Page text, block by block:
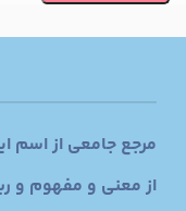
مرجع جامعی از اسم
از معنی و مفهوم و